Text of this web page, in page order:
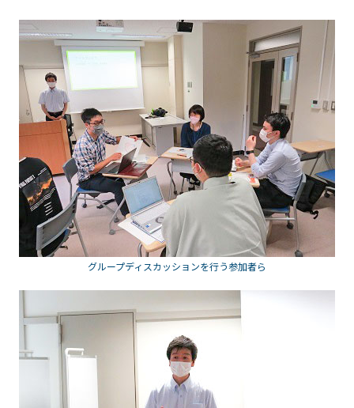
グループディスカッションを行う参加者ら